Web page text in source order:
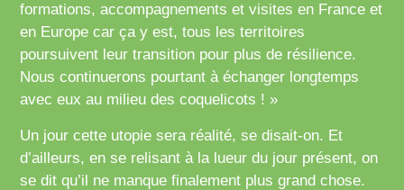
formations, accompagnements et visites en France et
en Europe car ça y est, tous les territoires
poursuivent leur transition pour plus de résilience.
Nous continuerons pourtant à échanger longtemps
avec eux au milieu des coquelicots ! »
Un jour cette utopie sera réalité, se disait-on. Et
d’ailleurs, en se relisant à la lueur du jour présent, on
se dit qu’il ne manque finalement plus grand chose.